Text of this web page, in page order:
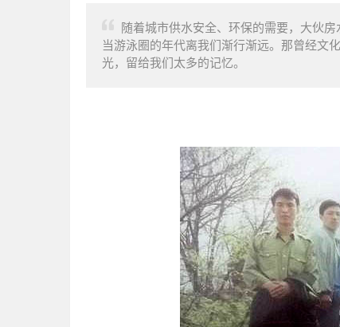
随着城市供水安全、环保的需要，大伙
当游泳圈的年代离我们渐行渐远。那曾经文
光，留给我们太多的记忆。